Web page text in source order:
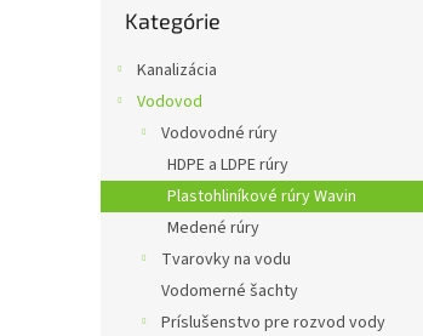
kategórie
Kategórie
Kanalizácia
Vodovod
Vodovodné rúry
HDPE a LDPE rúry
Plastohliníkové rúry Wavin
Medené rúry
Tvarovky na vodu
Vodomerné šachty
Príslušenstvo pre rozvod vody